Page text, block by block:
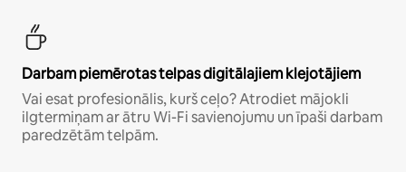
Darbam piemērotas telpas digitālajiem klejotājiem
Vai esat profesionālis, kurš ceļo? Atrodiet mājokli
ilgtermiņam ar ātru Wi-Fi savienojumu un īpaši darbam
paredzētām telpām.